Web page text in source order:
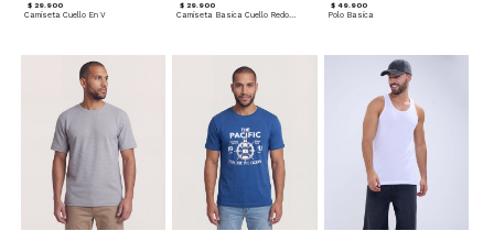
$ 29.900
Camiseta Cuello En V
$ 29.900
Camiseta Basica Cuello Redondo
$ 49.900
Polo Basica